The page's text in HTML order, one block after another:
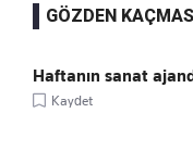
GÖZDEN
Haftanın sanat
Kaydet